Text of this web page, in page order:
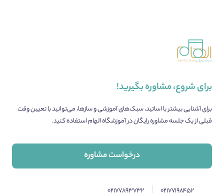
برای شروع، مشاوره بگیرید!
برای آشنایی بیشتر با اساتید، سبک‌های آموزشی و سازها، می‌توانید با تعیین وقت
قبلی از یک جلسه مشاوره رایگان در آموزشگاه الهام استفاده کنید.
درخواست مشاوره
۰۲۱۷۷۱۹۸۴۵۲ ۰۲۱۷۷۸۹۳۷۳۲